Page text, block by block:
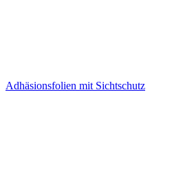
Adhäsionsfolien mit Sichtschutz